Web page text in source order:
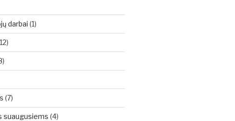
darbai (1)
(7)
suaugusiems (4)